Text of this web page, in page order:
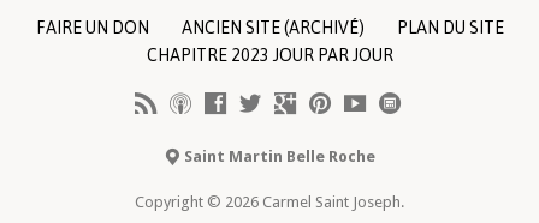
FAIRE UN DON ANCIEN SITE (ARCHIVÉ)
PLAN DU SITE
CHAPITRE 2023 JOUR PAR JOUR
Saint Martin Belle Roche
Copyright © 2026 Carmel Saint Joseph.